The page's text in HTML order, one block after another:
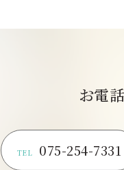
お電
TEL 075-254-7331